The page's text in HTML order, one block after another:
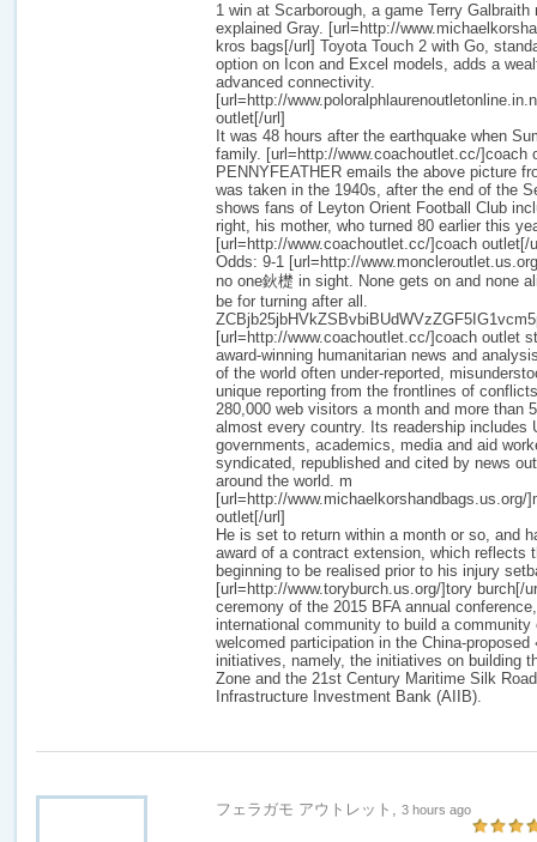
1 win at Scarborough, a game Terry
explained Gray. [url=http://
kros bags[/url] Toyota Touch 2 with Go,
option on Icon and Excel models, adds a
advanced connectivity.
[url=http://
outlet[/url]
It was 48 hours after the earthquake when
family. [url=http://www.coachoutlet.cc/]coach
PENNYFEATHER emails the above picture
was taken in the 1940s, after the end of the
shows fans of Leyton Orient Football Club
right, his mother, who turned 80 earlier this
[url=http://www.coachoutlet.cc/]coach outlet[/
Odds: 9-1 [url=http://
no one鈥檚 in sight. None gets on and none
be for turning after all.
[url=http://www.coachoutlet.cc/]coach outlet
award-winning humanitarian news and
of the world often under-reported,
unique reporting from the frontlines of
280,000 web visitors a month and more than
almost every country. Its readership includes
governments, academics, media and aid
syndicated, republished and cited by news
around the world. m
[url=http://www.michaelkorshandbags.us.org/
outlet[/url]
He is set to return within a month or so, and
award of a contract extension, which reflects
beginning to be realised prior to his injury
[url=http://www.toryburch.us.org/]tory burch[/
ceremony of the 2015 BFA annual
international community to build a
welcomed participation in the China-proposed
initiatives, namely, the initiatives on building
Zone and the 21st Century Maritime Silk
Infrastructure Investment Bank (AIIB).
フェラガモ アウトレット, 3 hours ago